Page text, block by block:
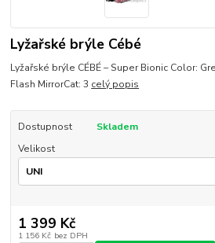
Lyžařské brýle Cébé
Lyžařské brýle CÉBÉ – Super Bionic Color:
Flash MirrorCat: 3 celý popis
Dostupnost
Skladem
Velikost
1 399 Kč
1 156 Kč bez DPH